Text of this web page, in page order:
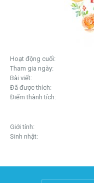
Hoạt động cuối:
Tham gia ngày:
Bài viết:
Đã được thích:
Điểm thành tích:
Giới tính:
Sinh nhật: